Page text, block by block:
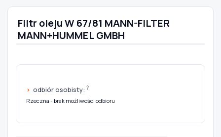
Wybierz swój pojazd
MARKA
TYP / SILNIK
Filtr oleju W 67/81 MANN-FILTER
MANN+HUMMEL GMBH
odbiór osobisty: ?
Rzeczna - brak możliwości odbioru